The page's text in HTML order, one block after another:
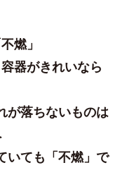
燃」
器がきれいなら
が落ちないものは
いても「不燃」で